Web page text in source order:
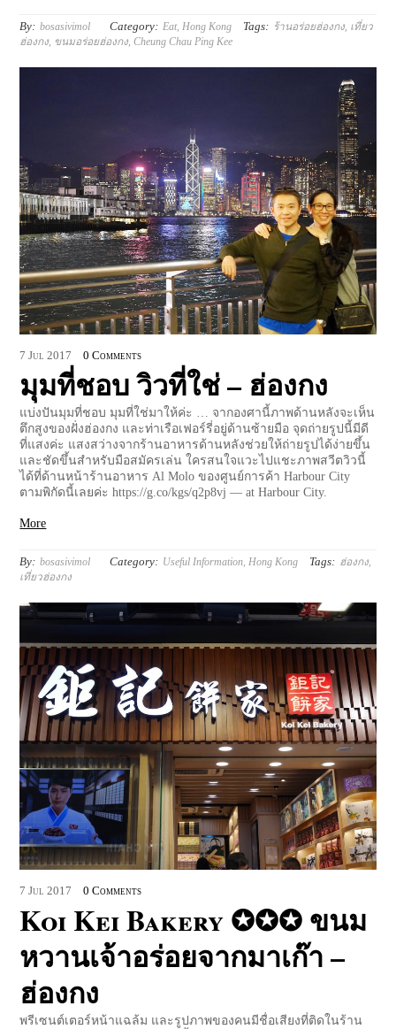
By: bosasivimol Category: Eat, Hong Kong Tags: ร้านอร่อยฮ่องกง, เที่ยว
ฮ่องกง, ขนมอร่อยฮ่องกง,Cheung Chau Ping Kee
7 Jul 2017 0 Comments
มุมที่ชอบ วิวที่ใช่ – ฮ่องกง
แบ่งปันมุมที่ชอบ มุมที่ใช่มาให้ค่ะ … จากองศานี้ภาพด้านหลังจะเห็น
ตึกสูงของฝั่งฮ่องกง และท่าเรือเฟอร์รี่อยู่ด้านซ้ายมือ จุดถ่ายรูปนี้มีดี
ที่แสงค่ะ แสงสว่างจากร้านอาหารด้านหลังช่วยให้ถ่ายรูปได้ง่ายขึ้น
และชัดขึ้นสำหรับมือสมัครเล่น ใครสนใจแวะไปแชะภาพสวีตวิวนี้
ได้ที่ด้านหน้าร้านอาหาร Al Molo ของศูนย์การค้า Harbour City
ตามพิกัดนี้เลยค่ะ https://g.co/kgs/q2p8vj — at Harbour City.
More
By: bosasivimol Category: Useful Information Hong Kong Tags: ฮ่องกง,
เที่ยวฮ่องกง
7 Jul 2017 0 Comments
Koi Kei Bakery ✪✪✪ ขนม
หวานเจ้าอร่อยจากมาเก๊า –
ฮ่องกง
พรีเซนต์เตอร์หน้าแฉล้ม และรูปภาพของคนมีชื่อเสียงที่ติดในร้าน